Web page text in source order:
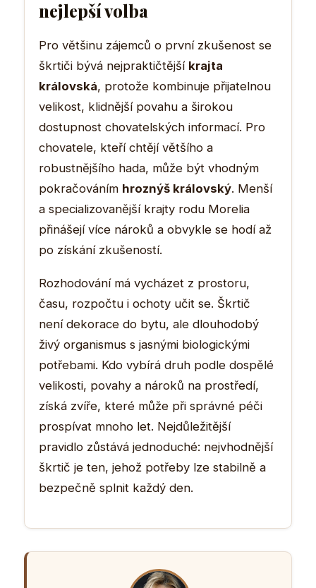
nejlepší volba
Pro většinu zájemců o první zkušenost se
škrtiči bývá nejpraktičtější krajta
královská, protože kombinuje přijatelnou
velikost, klidnější povahu a širokou
dostupnost chovatelských informací. Pro
chovatele, kteří chtějí většího a
robustnějšího hada, může být vhodným
pokračováním hroznýš královský. Menší
a specializovanější krajty rodu Morelia
přinášejí více nároků a obvykle se hodí až
po získání zkušeností.
Rozhodování má vycházet z prostoru,
času, rozpočtu i ochoty učit se. Škrtič
není dekorace do bytu, ale dlouhodobý
živý organismus s jasnými biologickými
potřebami. Kdo vybírá druh podle dospělé
velikosti, povahy a nároků na prostředí,
získá zvíře, které může při správné péči
prospívat mnoho let. Nejdůležitější
pravidlo zůstává jednoduché: nejvhodnější
škrtič je ten, jehož potřeby lze stabilně a
bezpečně splnit každý den.